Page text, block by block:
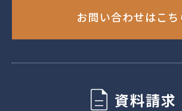
お問い合わせはこち
資料請求